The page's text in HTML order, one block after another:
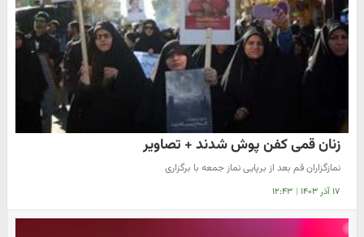
زنان قمی کفن پوش شدند + تصاویر
نمازگزاران قم بعد از برپایی نماز جمعه با برگزاری
۱۷ آذر ۱۴۰۳ | ۱۲:۴۳